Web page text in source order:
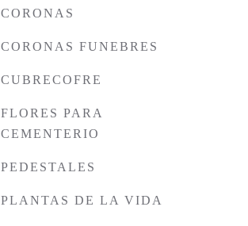
CORONAS
CORONAS FUNEBRES
CUBRECOFRE
FLORES PARA
CEMENTERIO
PEDESTALES
PLANTAS DE LA VIDA